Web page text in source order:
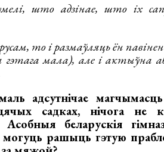
што адзінае, што іх
то і размаўляць ён павінен
мала), але і актыўна
адсутнічае
садках, нічога не
беларускія
рашыць гэтую